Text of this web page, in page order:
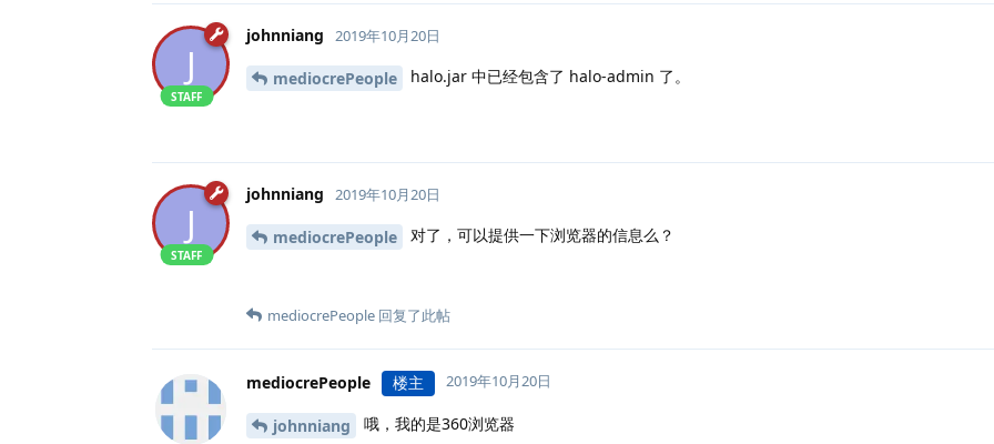
J
johnniang
STAFF
2019年10月20日
mediocrePeople halo.jar 中已经包含了 halo-admin 了。
J
johnniang
STAFF
2019年10月20日
mediocrePeople 对了，可以提供一下浏览器的信息么？
mediocrePeople 回复了此帖
mediocrePeople 楼主 2019年10月20日
johnniang 哦，我的是360浏览器